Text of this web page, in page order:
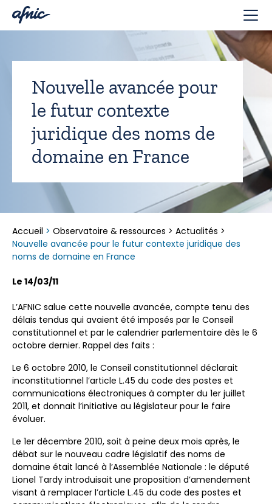
Nouvelle avancée pour
le futur contexte
juridique des noms de
domaine en France
Accueil > Observatoire & ressources > Actualités >
Nouvelle avancée pour le futur contexte juridique des
noms de domaine en France
Le 14/03/11
L’AFNIC salue cette nouvelle avancée, compte tenu des
délais tendus qui avaient été imposés par le Conseil
constitutionnel et par le calendrier parlementaire dès le 6
octobre dernier. Rappel des faits :
Le 6 octobre 2010, le Conseil constitutionnel déclarait
inconstitutionnel l’article L.45 du code des postes et
communications électroniques à compter du 1er juillet
2011, et donnait l’initiative au législateur pour le faire
évoluer.
Le 1er décembre 2010, soit à peine deux mois après, le
débat sur le nouveau cadre législatif des noms de
domaine était lancé à l’Assemblée Nationale : le député
Lionel Tardy introduisait une proposition d’amendement
visant à remplacer l’article L.45 du code des postes et
Panneau de gestion des cookies